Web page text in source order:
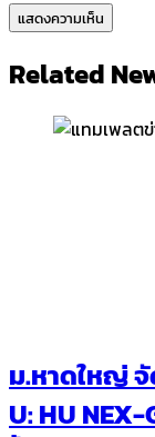
Related
ม.หาดใหญ่
U: HU